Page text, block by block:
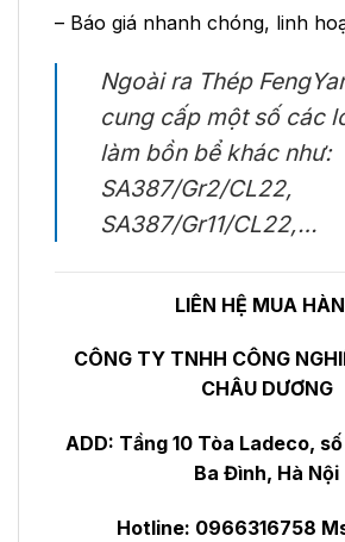
– Báo giá nhanh chóng, linh
Ngoài ra Thép
cung cấp một số các
làm bồn bể khác như:
SA387/Gr2/CL22,
SA387/Gr11/CL22,…
LIÊN HỆ MUA
CÔNG TY TNHH CÔNG
CHÂU DƯƠNG
ADD: Tầng 10 Tòa Ladeco,
Ba Đình, Hà Nội
Hotline: 0966316758